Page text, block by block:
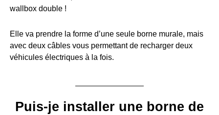
wallbox double !
Elle va prendre la forme d’une seule borne murale, mais
avec deux câbles vous permettant de recharger deux
véhicules électriques à la fois.
Puis-je installer une borne de